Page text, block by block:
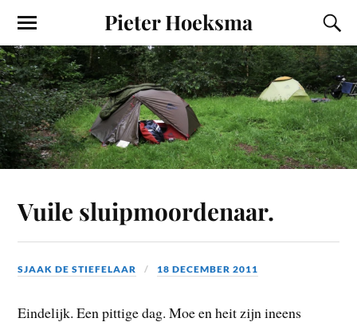
Pieter Hoeksma
Vuile sluipmoordenaar.
SJAAK DE STIEFELAAR 18 DECEMBER 2011
Eindelijk. Een pittige dag. Moe en heit zijn ineens